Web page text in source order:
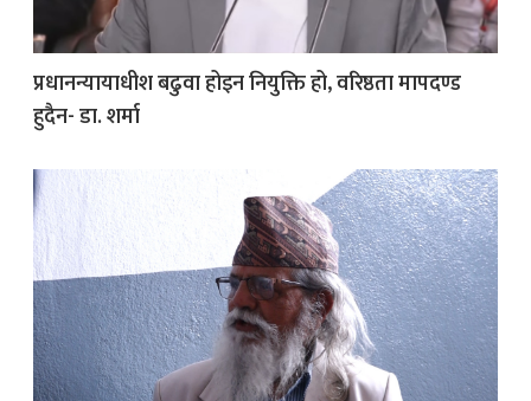
प्रधानन्यायाधीश बढुवा होइन नियुक्ति हो, वरिष्ठता मापदण्ड
हुदैन- डा. शर्मा